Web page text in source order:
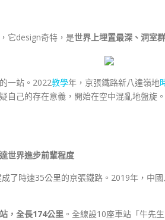
它design奇特，是世界上埋置最深、洞室
一站。2022教學年，京張鐵路新八達嶺地
自己的存在意義，開始在空中混亂地盤旋
世界進步前輩程度
了時速35公里的京張鐵路。2019年，中
，全長174公里 。全線設10座車站「牛先